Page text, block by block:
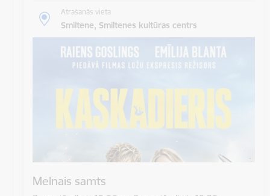
Atrašanās vieta
Smiltene, Smiltenes kultūras centrs
Melnais samts